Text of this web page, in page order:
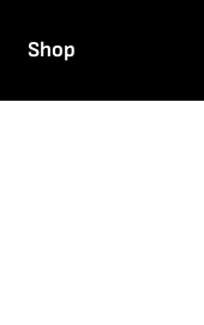
Shop